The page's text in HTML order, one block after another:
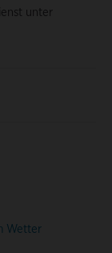
unter
Wetter